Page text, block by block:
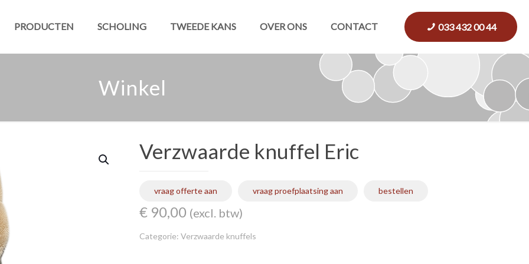
PRODUCTEN SCHOLING TWEEDE KANS OVER ONS CONTACT 033 432 00 44
Winkel
Verzwaarde knuffel Eric
vraag offerte aan vraag proefplaatsing aan bestellen
€ 90,00 (excl. btw)
Categorie: Verzwaarde knuffels